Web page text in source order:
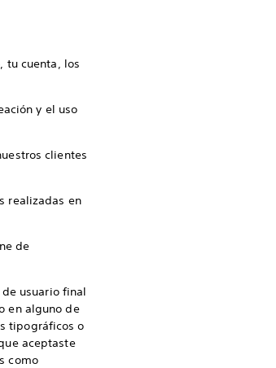
tu cuenta, los
y el uso
clientes
realizadas en
de
usuario final
en alguno de
tipográficos o
aceptaste
como